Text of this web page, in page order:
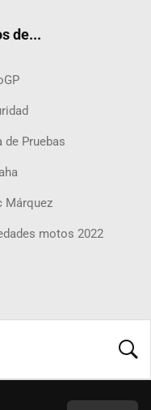
de...
de Pruebas
Márquez
motos 2022